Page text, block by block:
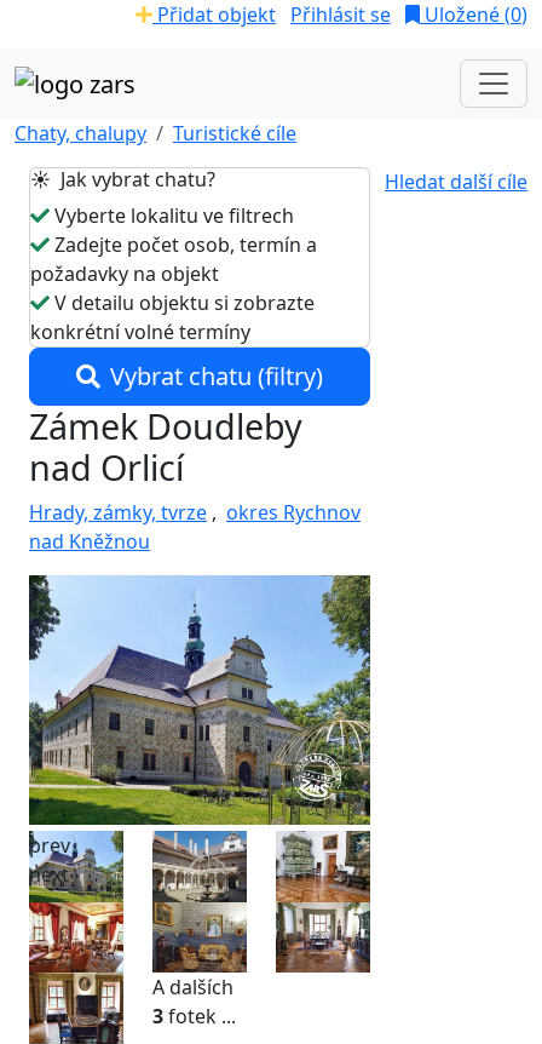
Přidat objekt Přihlásit se Uložené (0)
Chaty, chalupy
Turistické cíle
Hledat další cíle
☀️ Jak vybrat chatu?
Vyberte lokalitu ve filtrech
Zadejte počet osob, termín a
požadavky na objekt
V detailu objektu si zobrazte
konkrétní volné termíny
Vybrat chatu (filtry)
Zámek Doudleby
nad Orlicí
Hrady, zámky, tvrze , okres Rychnov
nad Kněžnou
prev
next
A dalších
3fotek ...